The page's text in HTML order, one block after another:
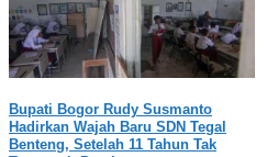
Bupati Bogor Rudy Susmanto
Hadirkan Wajah Baru SDN Tegal
Benteng, Setelah 11 Tahun Tak